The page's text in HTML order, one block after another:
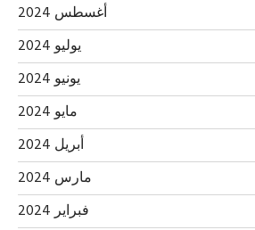
أغسطس 2024
يوليو 2024
يونيو 2024
مايو 2024
أبريل 2024
مارس 2024
فبراير 2024